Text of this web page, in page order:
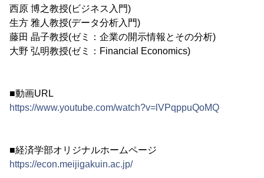
西原 博之教授(ビジネス入門)
生方 雅人教授(データ分析入門)
藤田 晶子教授(ゼミ：企業の開示情報とその分析)
大野 弘明教授(ゼミ：Financial Economics)
■動画URL
https://www.youtube.com/watch?v=lVPqppuQoMQ
■経済学部オリジナルホームページ
https://econ.meijigakuin.ac.jp/